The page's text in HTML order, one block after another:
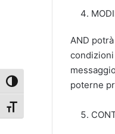
Attiva/disattiva alto
Attiva/disattiva
AND
poterne